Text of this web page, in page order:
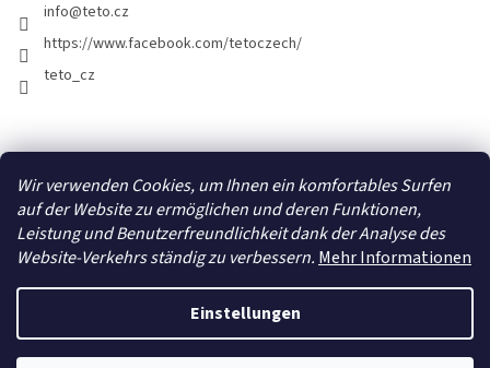
Wir verwenden Cookies, um Ihnen ein komfortables Surfen
auf der Website zu ermöglichen und deren Funktionen,
Leistung und Benutzerfreundlichkeit dank der Analyse des
Website-Verkehrs ständig zu verbessern. Mehr Informationen
Einstellungen
info@teto.cz
https://www.facebook.com/tetoczech/
teto_cz
Facebook
Erstellt von Shoptet
Copyright 2026TETO - Temporäre Tattoos. Alle Rechte